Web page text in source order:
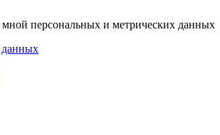
мной персональных и метрических данных
данных